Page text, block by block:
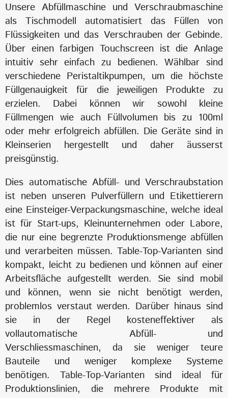
Unsere Abfüllmaschine und Verschraubmaschine
als Tischmodell automatisiert das Füllen von
Flüssigkeiten und das Verschrauben der Gebinde.
Über einen farbigen Touchscreen ist die Anlage
intuitiv sehr einfach zu bedienen. Wählbar sind
verschiedene Peristaltikpumpen, um die höchste
Füllgenauigkeit für die jeweiligen Produkte zu
erzielen. Dabei können wir sowohl kleine
Füllmengen wie auch Füllvolumen bis zu 100ml
oder mehr erfolgreich abfüllen. Die Geräte sind in
Kleinserien hergestellt und daher äusserst
preisgünstig.
Dies automatische Abfüll- und Verschraubstation
ist neben unseren Pulverfüllern und Etikettierern
eine Einsteiger-Verpackungsmaschine, welche ideal
ist für Start-ups, Kleinunternehmen oder Labore,
die nur eine begrenzte Produktionsmenge abfüllen
und verarbeiten müssen. Table-Top-Varianten sind
kompakt, leicht zu bedienen und können auf einer
Arbeitsfläche aufgestellt werden. Sie sind mobil
und können, wenn sie nicht benötigt werden,
problemlos verstaut werden. Darüber hinaus sind
sie in der Regel kosteneffektiver als
vollautomatische Abfüll- und
Verschliessmaschinen, da sie weniger teure
Bauteile und weniger komplexe Systeme
benötigen. Table-Top-Varianten sind ideal für
Produktionslinien, die mehrere Produkte mit